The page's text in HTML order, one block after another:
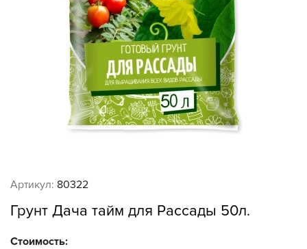
Артикул: 80322
Грунт Дача тайм для Рассады 50л.
Стоимость: